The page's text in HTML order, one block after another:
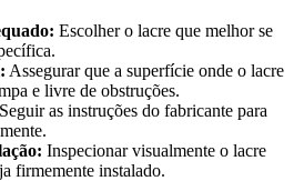
Escolher o lacre que melhor se
Assegurar que a superfície onde o lacre
e livre de obstruções.
Seguir as instruções do fabricante para
Inspecionar visualmente o lacre
firmemente instalado.